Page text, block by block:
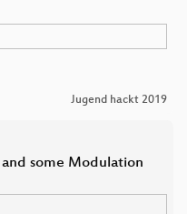
Jugend hackt 2019
some Modulation